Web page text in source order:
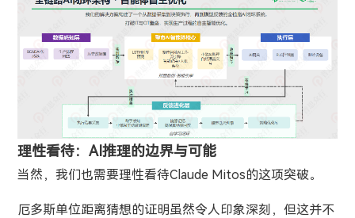
理性看待：AI推理的边界与可能
当然，我们也需要理性看待Claude Mitos的这项突破。
厄多斯单位距离猜想的证明虽然令人印象深刻，但这并不